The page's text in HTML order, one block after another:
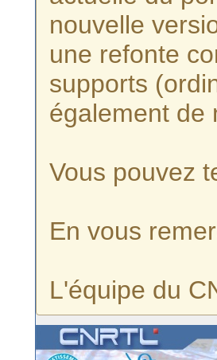
nouvelle
une refonte
supports
également de
Vous pouvez
En vous
L'équipe du